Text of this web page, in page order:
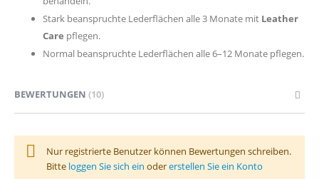
Stark beanspruchte Lederflächen alle 3 Monate mit Leather
Care pflegen.
Normal beanspruchte Lederflächen alle 6–12 Monate pflegen.
BEWERTUNGEN 10
Nur registrierte Benutzer können Bewertungen schreiben.
Bitte loggen Sie sich ein odererstellen Sie ein Konto